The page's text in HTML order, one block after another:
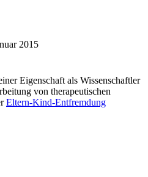
2015
Eigenschaft als Wissenschaftler
von therapeutischen
Eltern-Kind-Entfremdung